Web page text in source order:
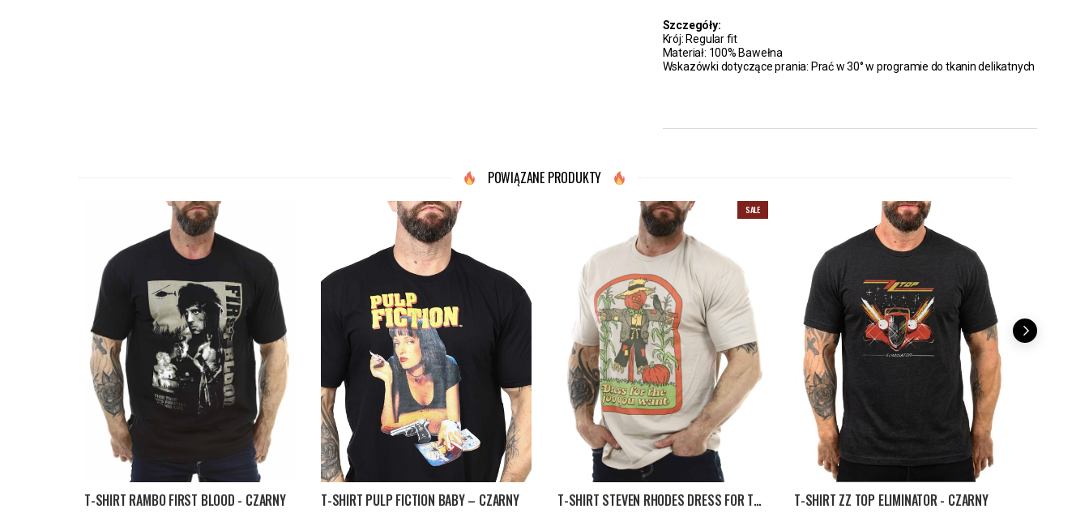
Szczegóły:
Krój: Regular fit
Materiał: 100% Bawełna
Wskazówki dotyczące prania: Prać w 30° w programie do tkanin delikatnych
POWIĄZANE PRODUKTY
T-SHIRT RAMBO FIRST BLOOD - CZARNY
T-SHIRT PULP FICTION BABY – CZARNY
SALE
T-SHIRT STEVEN RHODES DRESS FOR THE JOB - BEŻOWY
T-SHIRT ZZ TOP ELIMINATOR - CZARNY